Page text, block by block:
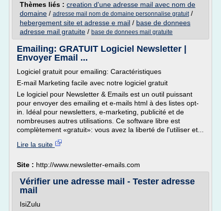
Thèmes liés : creation d'une adresse mail avec nom de
domaine / adresse mail nom de domaine personnalise gratuit/
hebergement site et adresse e mail / base de donnees
adresse mail gratuite / base de donnees mail gratuite
Emailing: GRATUIT Logiciel Newsletter |
Envoyer Email ...
Logiciel gratuit pour emailing: Caractéristiques
E-mail Marketing facile avec notre logiciel gratuit
Le logiciel pour Newsletter & Emails est un outil puissant
pour envoyer des emailing et e-mails html à des listes opt-
in. Idéal pour newsletters, e-marketing, publicité et de
nombreuses autres utilisations. Ce software libre est
complètement «gratuit»: vous avez la liberté de l'utiliser et...
Lire la suite
Site : http://www.newsletter-emails.com
Vérifier une adresse mail - Tester adresse
mail
IsiZulu